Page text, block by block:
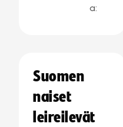
a:
Suomen
naiset
leireilevät